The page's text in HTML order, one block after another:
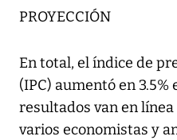
PROYECCIÓN
En total, el índice de
(IPC) aumentó en 3.5%
resultados van en
varios economistas y